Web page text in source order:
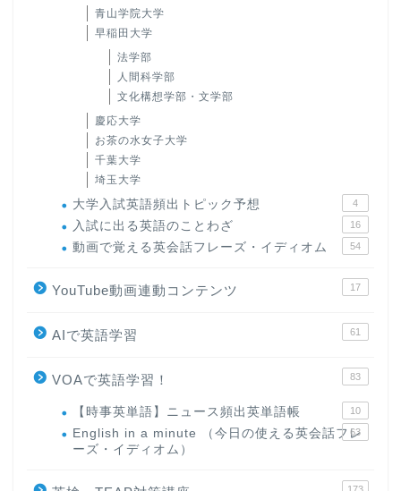
青山学院大学
早稲田大学
法学部
人間科学部
文化構想学部・文学部
慶応大学
お茶の水女子大学
千葉大学
埼玉大学
大学入試英語頻出トピック予想 4
入試に出る英語のことわざ 16
動画で覚える英会話フレーズ・イディオム 54
YouTube動画連動コンテンツ 17
AIで英語学習 61
VOAで英語学習！ 83
【時事英単語】ニュース頻出英単語帳 10
English in a minute （今日の使える英会話フレ
ーズ・イディオム）
63